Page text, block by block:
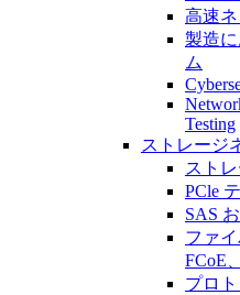
高速
製造
ム
Testing
ストレージ
スト
PCle
SAS
ファ
FCoE
プロ